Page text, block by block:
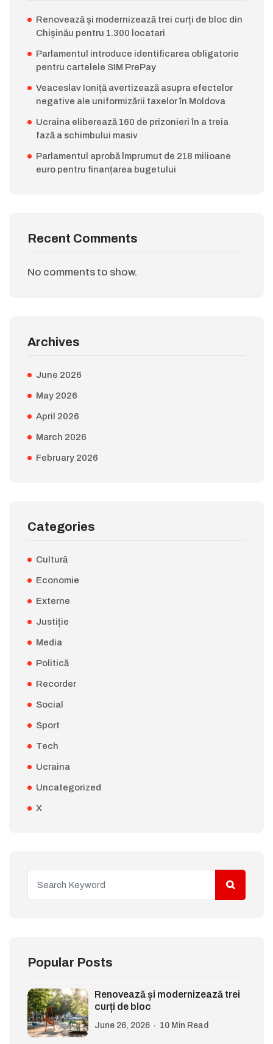
Renovează și modernizează trei curți de bloc din
Chișinău pentru 1.300 locatari
Parlamentul introduce identificarea obligatorie
pentru cartelele SIM PrePay
Veaceslav Ioniță avertizează asupra efectelor
negative ale uniformizării taxelor în Moldova
Ucraina eliberează 160 de prizonieri în a treia
fază a schimbului masiv
Parlamentul aprobă împrumut de 218 milioane
euro pentru finanțarea bugetului
Recent Comments
No comments to show.
Archives
June 2026
May 2026
April 2026
March 2026
February 2026
Categories
Cultură
Economie
Externe
Justiție
Media
Politică
Recorder
Social
Sport
Tech
Ucraina
Uncategorized
X
Popular Posts
Renovează și modernizează trei
curți de bloc
June 26, 2026 10 Min Read